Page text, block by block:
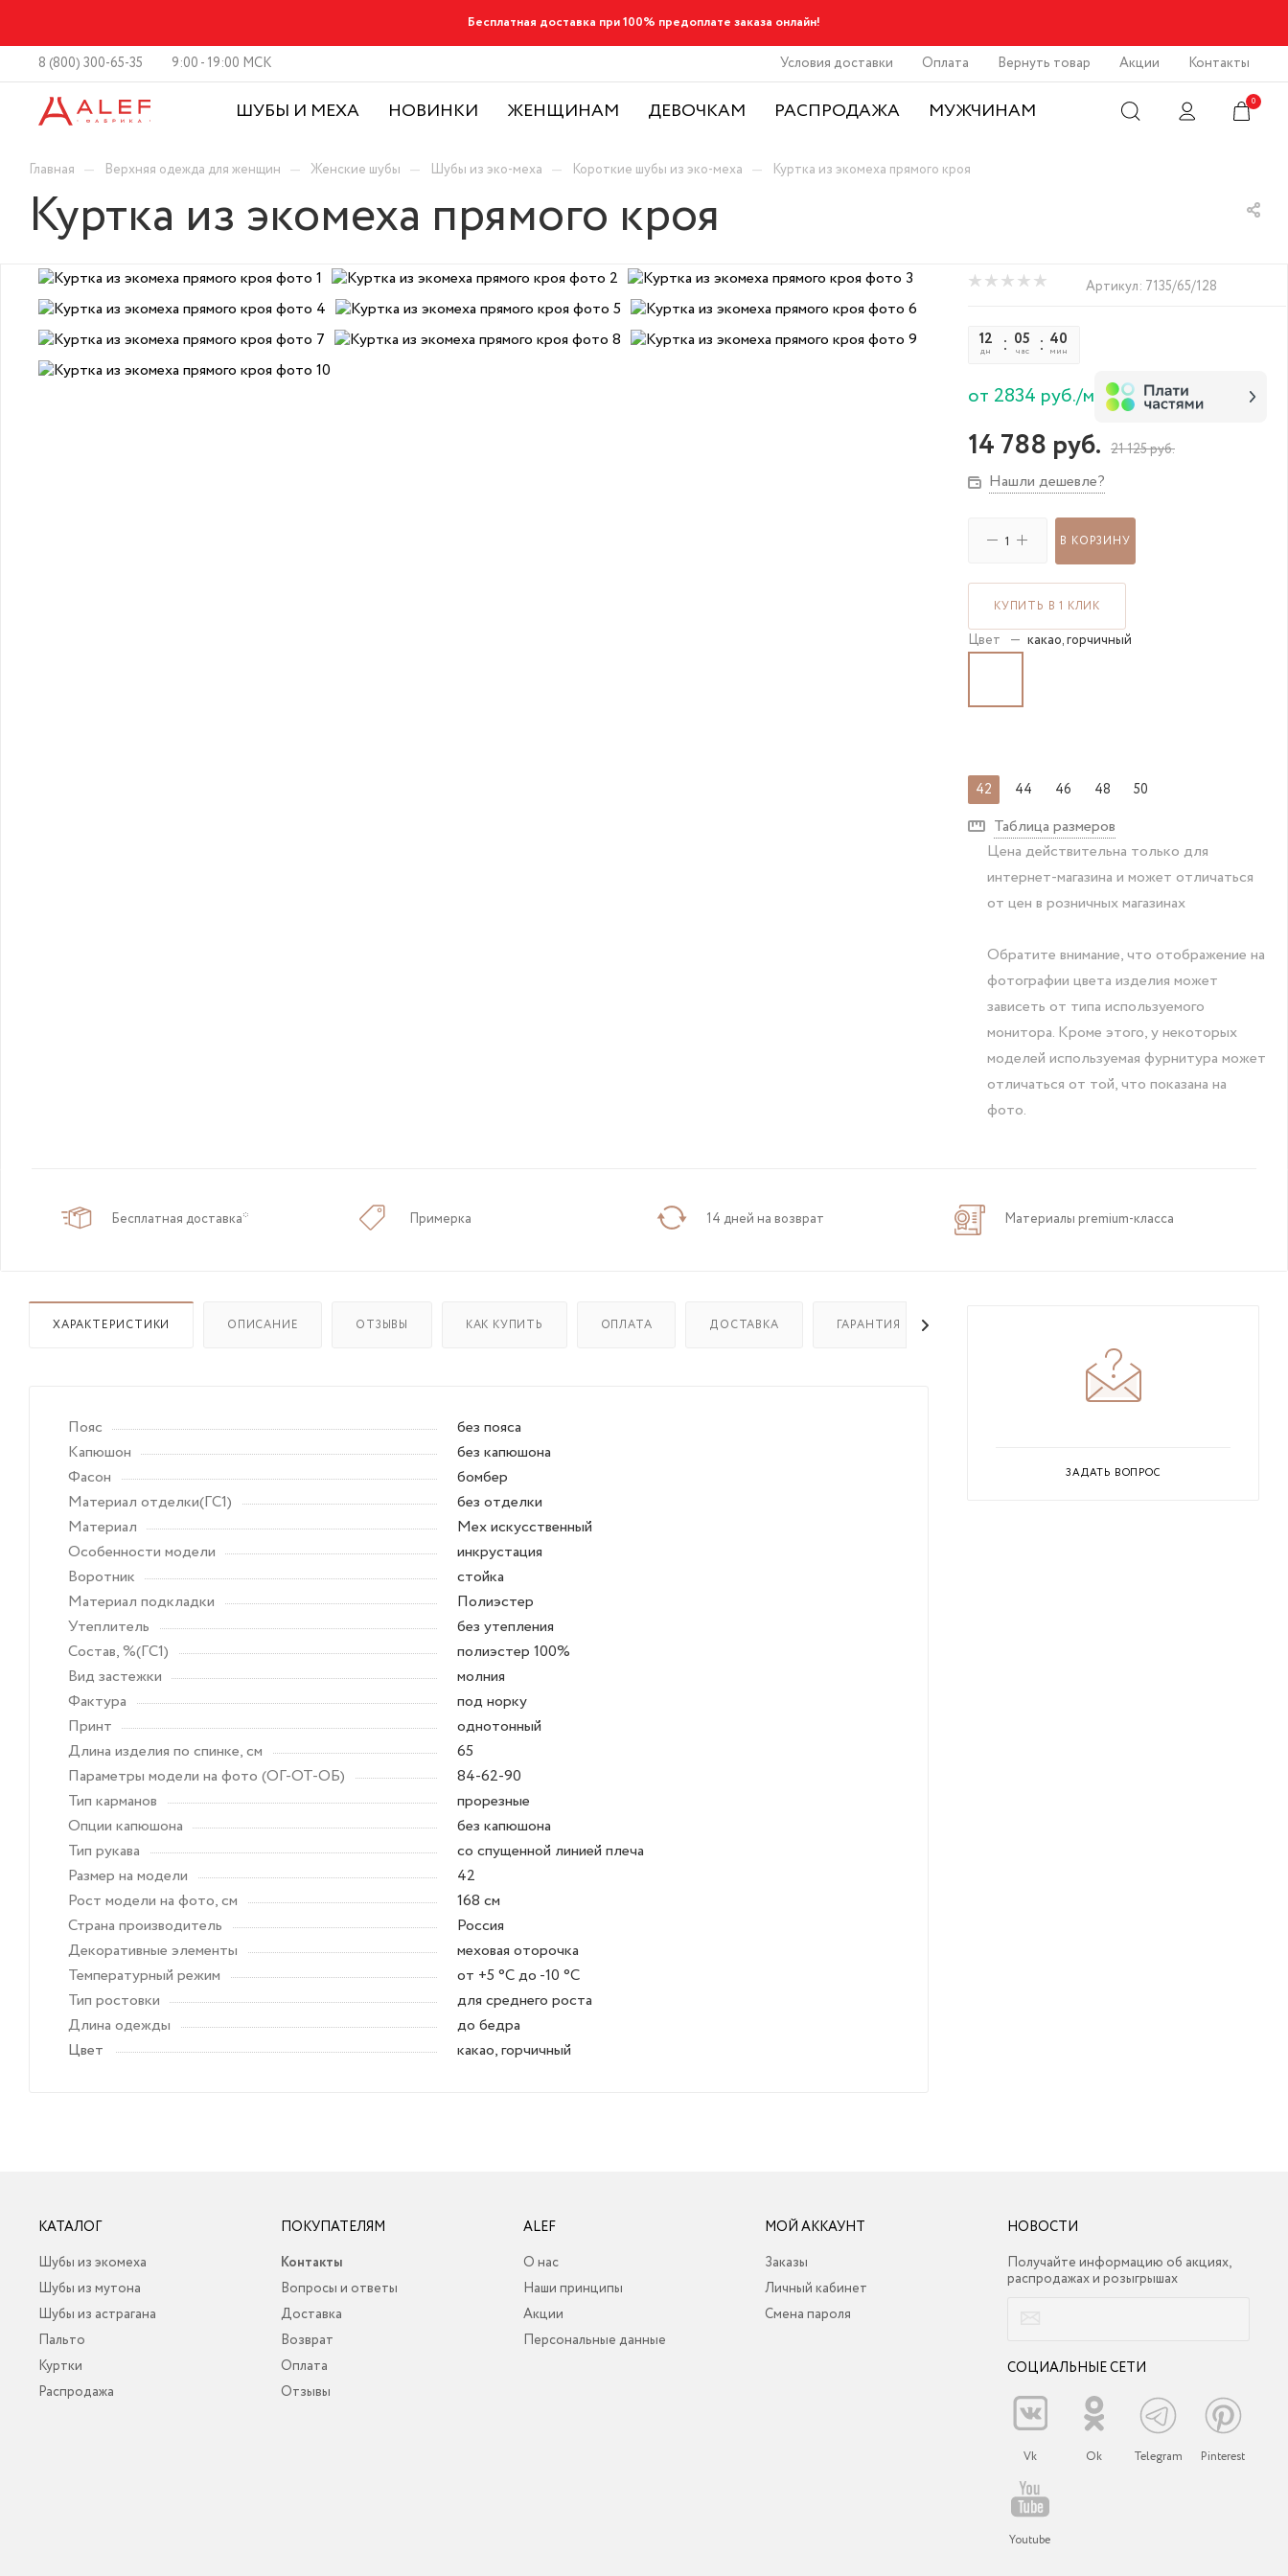
Бесплатная доставка при 100% предоплате заказа онлайн!
8 (800) 300-65-35 9:00 - 19:00 МСК Условия доставки Оплата Вернуть товар Акции Контакты
ШУБЫ И МЕХА НОВИНКИ ЖЕНЩИНАМ ДЕВОЧКАМ РАСПРОДАЖА МУЖЧИНАМ 0
Главная — Верхняя одежда для женщин — Женские шубы — Шубы из эко-меха — Короткие шубы из эко-меха — Куртка из экомеха прямого кроя
Куртка из экомеха прямого кроя
Артикул: 7135/65/128
12
дн
05
час
40
мин
от 2834 руб./м
14 788 руб. 21 125руб.
Нашли дешевле?
В КОРЗИНУ
КУПИТЬ В 1 КЛИК
Цвет — какао, горчичный
42 44 46 48 50
Таблица размеров
Цена действительна только для
интернет-магазина и может отличаться
от цен в розничных магазинах
Обратите внимание, что отображение на
фотографии цвета изделия может
зависеть от типа используемого
монитора. Кроме этого, у некоторых
моделей используемая фурнитура может
отличаться от той, что показана на
фото.
Бесплатная доставка* Примерка 14 дней на возврат Материалы premium-класса
ХАРАКТЕРИСТИКИ ОПИСАНИЕ ОТЗЫВЫ КАК КУПИТЬ ОПЛАТА ДОСТАВКА ГАРАНТИЯ НА ТОВАР
Пояс
без пояса
Капюшон
без капюшона
Фасон
бомбер
Материал отделки(ГС1)
без отделки
Материал
Мех искусственный
Особенности модели
инкрустация
Воротник
стойка
Материал подкладки
Полиэстер
Утеплитель
без утепления
Состав, %(ГС1)
полиэстер 100%
Вид застежки
молния
Фактура
под норку
Принт
однотонный
Длина изделия по спинке, см
65
Параметры модели на фото (ОГ-ОТ-ОБ)
84-62-90
Тип карманов
прорезные
Опции капюшона
без капюшона
Тип рукава
со спущенной линией плеча
Размер на модели
42
Рост модели на фото, см
168 см
Страна производитель
Россия
Декоративные элементы
меховая оторочка
Температурный режим
от +5 °C до -10 °C
Тип ростовки
для среднего роста
Длина одежды
до бедра
Цвет
какао, горчичный
ЗАДАТЬ ВОПРОС
КАТАЛОГ
Шубы из экомеха
Шубы из мутона
Шубы из астрагана
Пальто
Куртки
Распродажа
ПОКУПАТЕЛЯМ
Контакты
Вопросы и ответы
Доставка
Возврат
Оплата
Отзывы
ALEF
О нас
Наши принципы
Акции
Персональные данные
МОЙ АККАУНТ
Заказы
Личный кабинет
Смена пароля
НОВОСТИ
Получайте информацию об акциях,
распродажах и розыгрышах
СОЦИАЛЬНЫЕ СЕТИ
Vk Ok Telegram Pinterest
Youtube